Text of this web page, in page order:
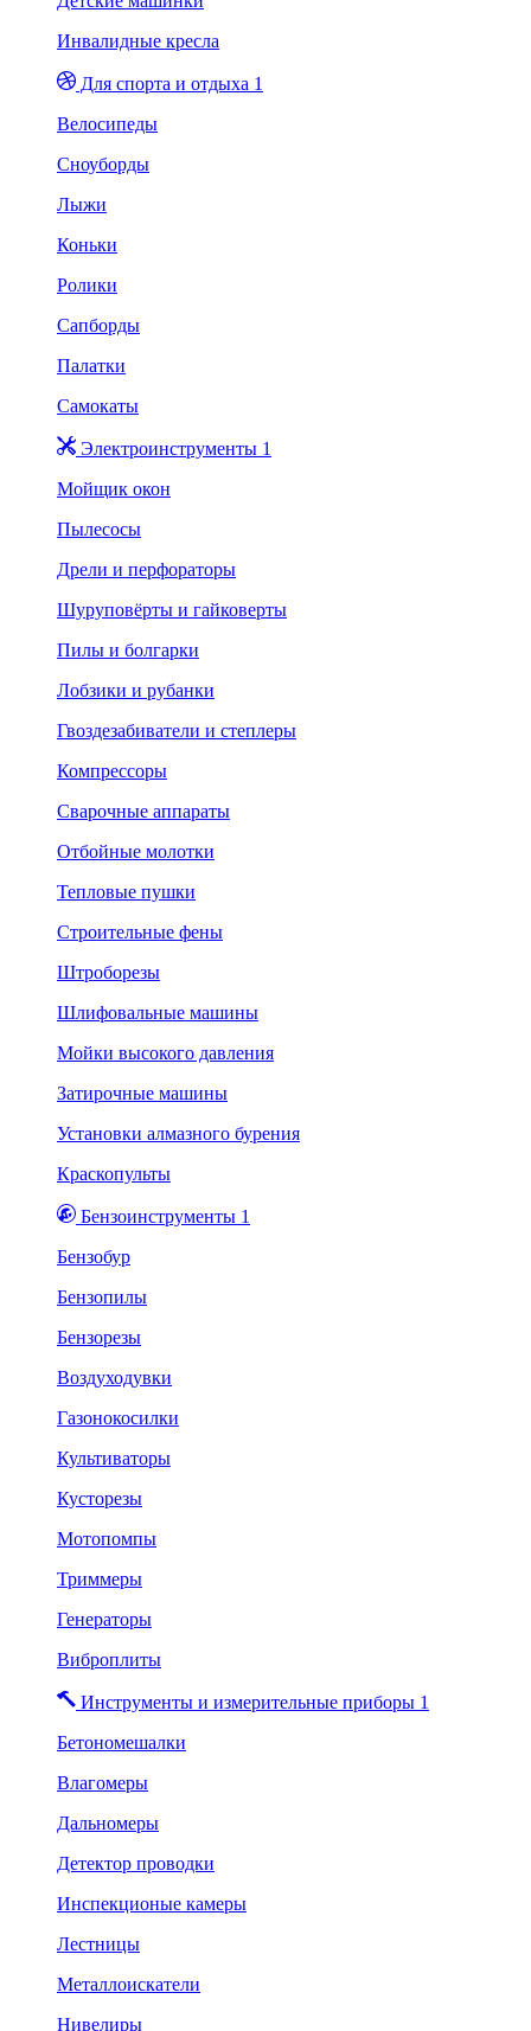
Инвалидные кресла
Для спорта и отдыха 1
Велосипеды
Сноуборды
Лыжи
Коньки
Ролики
Сапборды
Палатки
Самокаты
Электроинструменты 1
Мойщик окон
Пылесосы
Дрели и перфораторы
Шуруповёрты и гайковерты
Пилы и болгарки
Лобзики и рубанки
Гвоздезабиватели и степлеры
Компрессоры
Сварочные аппараты
Отбойные молотки
Тепловые пушки
Строительные фены
Штроборезы
Шлифовальные машины
Мойки высокого давления
Затирочные машины
Установки алмазного бурения
Краскопульты
Бензоинструменты 1
Бензобур
Бензопилы
Бензорезы
Воздуходувки
Газонокосилки
Культиваторы
Кусторезы
Мотопомпы
Триммеры
Генераторы
Виброплиты
Инструменты и измерительные приборы 1
Бетономешалки
Влагомеры
Дальномеры
Детектор проводки
Инспекционые камеры
Лестницы
Металлоискатели
Нивелиры